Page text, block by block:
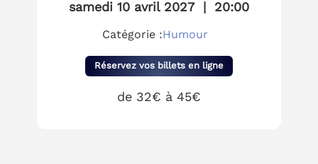
samedi 10 avril 2027| 20:00
Catégorie :Humour
Réservez vos billets en ligne
de 32€ à 45€